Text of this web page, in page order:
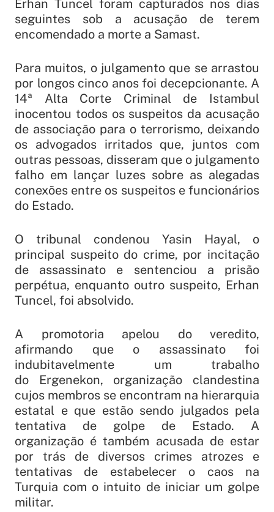
Erhan Tuncel foram capturados nos dias
seguintes sob a acusação de terem
encomendado a morte a Samast.
Para muitos, o julgamento que se arrastou
por longos cinco anos foi decepcionante. A
14ª Alta Corte Criminal de Istambul
inocentou todos os suspeitos da acusação
de associação para o terrorismo, deixando
os advogados irritados que, juntos com
outras pessoas, disseram que o julgamento
falho em lançar luzes sobre as alegadas
conexões entre os suspeitos e funcionários
do Estado.
O tribunal condenou Yasin Hayal, o
principal suspeito do crime, por incitação
de assassinato e sentenciou a prisão
perpétua, enquanto outro suspeito, Erhan
Tuncel, foi absolvido.
A promotoria apelou do veredito,
afirmando que o assassinato foi
indubitavelmente um trabalho
do Ergenekon,
organização clandestina
cujos membros se encontram na hierarquia
estatal e que estão sendo julgados pela
tentativa de golpe de Estado. A
organização é também acusada de estar
por trás de diversos crimes atrozes e
tentativas de estabelecer o caos na
Turquia com o intuito de iniciar um golpe
militar.